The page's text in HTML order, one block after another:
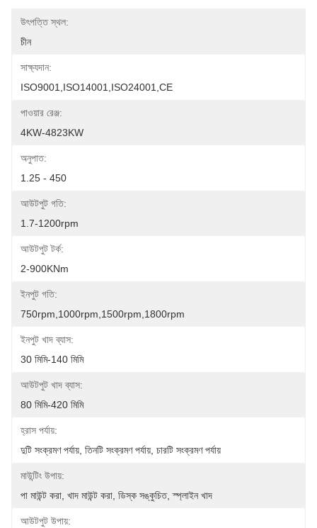
উৎপত্তি স্থল:
চীন
সাক্ষ্যদান:
ISO9001,ISO14001,ISO24001,CE
পাওয়ার রেঞ্জ:
4KW-4823KW
অনুপাত:
1.25 - 450
আউটপুট গতি:
1.7-1200rpm
আউটপুট টর্ক:
2-900KNm
ইনপুট গতি:
750rpm,1000rpm,1500rpm,1800rpm
ইনপুট খাদ ব্যাস:
30 মিমি-140 মিমি
আউটপুট খাদ ব্যাস:
80 মিমি-420 মিমি
হ্রাস পর্যায়:
দুটি সংক্রমণ পর্যায়, তিনটি সংক্রমণ পর্যায়, চারটি সংক্রমণ পর্যায়
মাউন্টিং উপায়:
পা মাউন্ট করা, খাদ মাউন্ট করা, ডিস্ক সঙ্কুচিত, স্প্লাইন খাদ
আউটপুট উপায়: